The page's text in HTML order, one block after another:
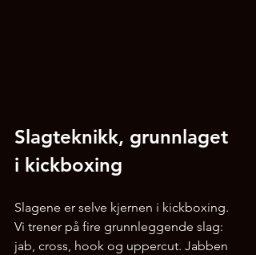
Slagteknikk, grunnlaget
i kickboxing
Slagene er selve kjernen i kickboxing.
Vi trener på fire grunnleggende slag:
jab, cross, hook og uppercut. Jabben